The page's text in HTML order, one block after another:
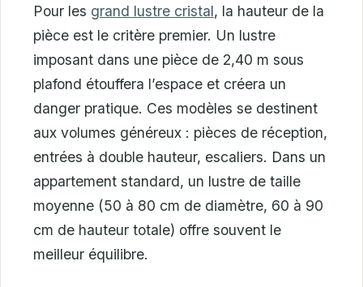
Pour les grand lustre cristal, la hauteur de la
pièce est le critère premier. Un lustre
imposant dans une pièce de 2,40 m sous
plafond étouffera l’espace et créera un
danger pratique. Ces modèles se destinent
aux volumes généreux : pièces de réception,
entrées à double hauteur, escaliers. Dans un
appartement standard, un lustre de taille
moyenne (50 à 80 cm de diamètre, 60 à 90
cm de hauteur totale) offre souvent le
meilleur équilibre.